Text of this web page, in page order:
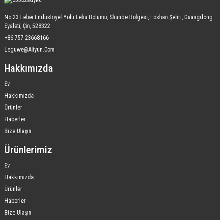
No.23 Lebei Endüstriyel Yolu Leliu Bölümü, Shunde Bölgesi, Foshan Şehri, Guangdong
Eyaleti, Çin, 528322
+86-757-23668166
Leguwe@aliyun.com
Hakkımızda
Ev
Hakkımızda
Ürünler
Haberler
Bize Ulaşın
Ürünlerimiz
Ev
Hakkımızda
Ürünler
Haberler
Bize Ulaşın